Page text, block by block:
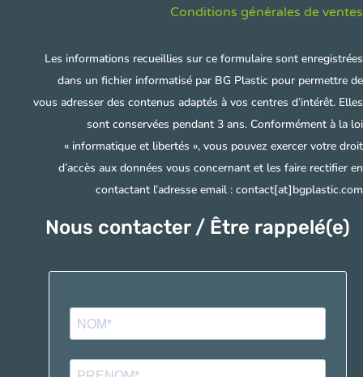
Conditions générales de ventes
Les informations recueillies sur ce formulaire sont enregistrées
dans un fichier informatisé par BG Plastic pour permettre de
vous adresser des contenus adaptés à vos centres d’intérêt. Elles
sont conservées pendant 3 ans. Conformément à la loi
« informatique et libertés », vous pouvez exercer votre droit
d’accès aux données vous concernant et les faire rectifier en
contactant l’adresse email : contact[at]bgplastic.com
Nous contacter / Être rappelé(e)